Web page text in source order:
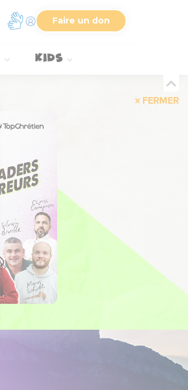
Faire un don
FERMER